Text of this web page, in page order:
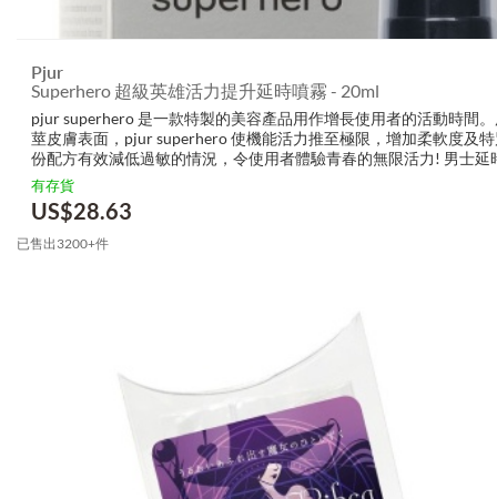
Pjur
Superhero 超級英雄活力提升延時噴霧 - 20ml
pjur superhero 是一款特製的美容產品用作增長使用者的活動時間
莖皮膚表面，pjur superhero 使機能活力推至極限，增加柔軟度及
份配方有效減低過敏的情況，令使用者體驗青春的無限活力! 男士延
減少皮膚的過敏性 不含利多卡因和苯佐卡因 成...
有存貨
US$28.63
已售出3200+件